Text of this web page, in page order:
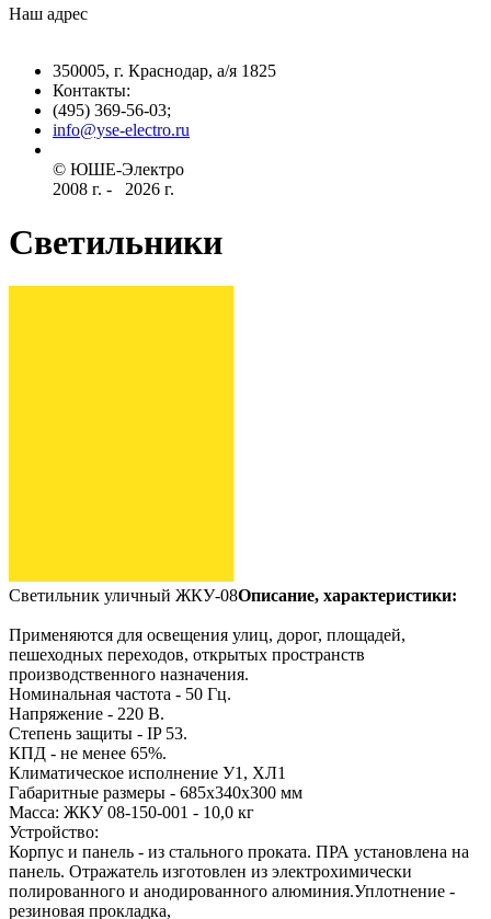
Наш адрес
350005, г. Краснодар, а/я 1825
Контакты: ­
(495) 369-56-03;
info@yse-electro.ru­
© ЮШЕ-Эл­ектро ­
2008 г­. - ­ ­­­­­
2026 г.
Светильники
Светильник уличный ЖКУ-08Описание, характеристики:
Применяются для освещения улиц, дорог, площадей,
пешеходных переходов, открытых пространств
производственного назначения.
Номинальная частота - 50 Гц.
Напряжение - 220 В.
Степень защиты - IP 53.
КПД - не менее 65%.
Климатическое исполнение У1, ХЛ1
Габаритные размеры - 685х340х300 мм
Масса: ЖКУ 08-150-001 - 10,0 кг
Устройство:
Корпус и панель - из стального проката. ПРА установлена на
панель. Отражатель изготовлен из электрохимически
полированного и анодированного алюминия.Уплотнение -
резиновая прокладка,